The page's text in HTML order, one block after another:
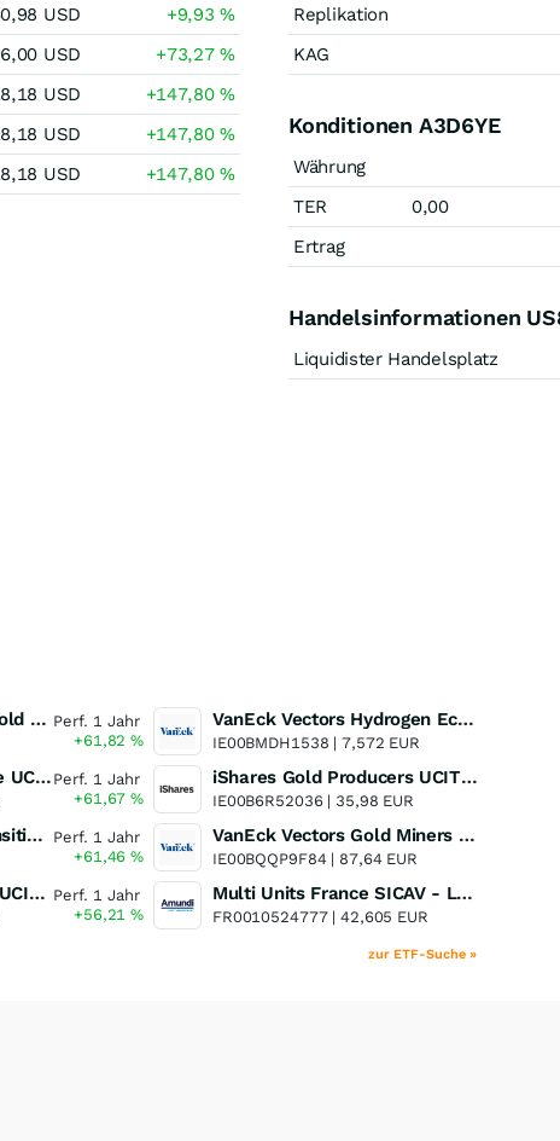
USD +9,93%
USD +73,27%
USD +147,80%
USD +147,80%
USD +147,80%
Replikation
KAG
Konditionen A3D6YE
Währung
TER
0,00
Ertrag
Handelsinformationen
Liquidister Handelsplatz
VanEck Vectors Junior Gold Miners UCITS ETF Perf. 1 Jahr
+61,82%
L&G Artificial Intelligence UCITS ETF Perf. 1 Jahr
+61,67%
WisdomTree Energy Transition Metals and Rare Earths Miners UCITS ETF
Perf. 1 Jahr
+61,46%
L&G Hydrogen Economy UCITS ETF Perf. 1 Jahr
+56,21%
VanEck Vectors Hydrogen Economy UCITS ETF A USD
IE00BMDH1538 |7,572 EUR
iShares Gold Producers UCITS ETF
IE00B6R52036 | 35,98 EUR
VanEck Vectors Gold Miners UCITS ETF
IE00BQQP9F84 | 87,64 EUR
Multi Units France SICAV - Lyxor MSCI New Energy ESG Filtered ( DR ) UCITS ETF
FR0010524777 |42,605 EUR
zur ETF-Suche »